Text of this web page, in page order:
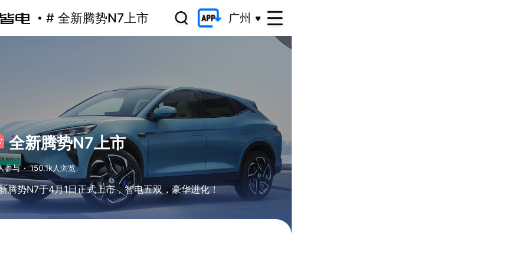
# 全新腾势N7上市 广州
全新腾势N7上市
参与 · 150.1k人浏览
腾势N7于4月1日正式上市，智电五双，豪华进化！